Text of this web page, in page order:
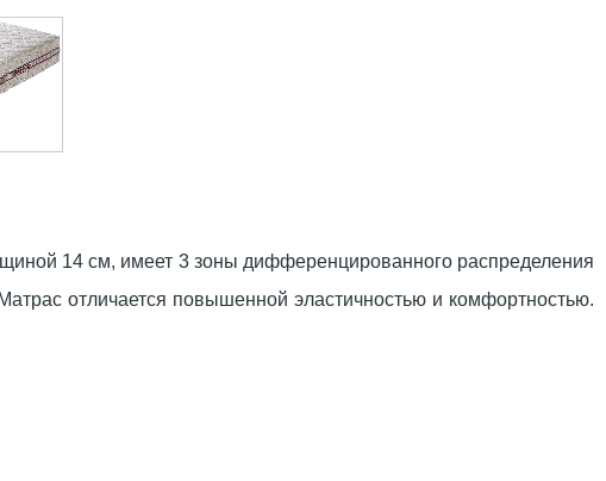
14 см, имеет 3 зоны дифференцированного распределения
отличается повышенной эластичностью и комфортностью.